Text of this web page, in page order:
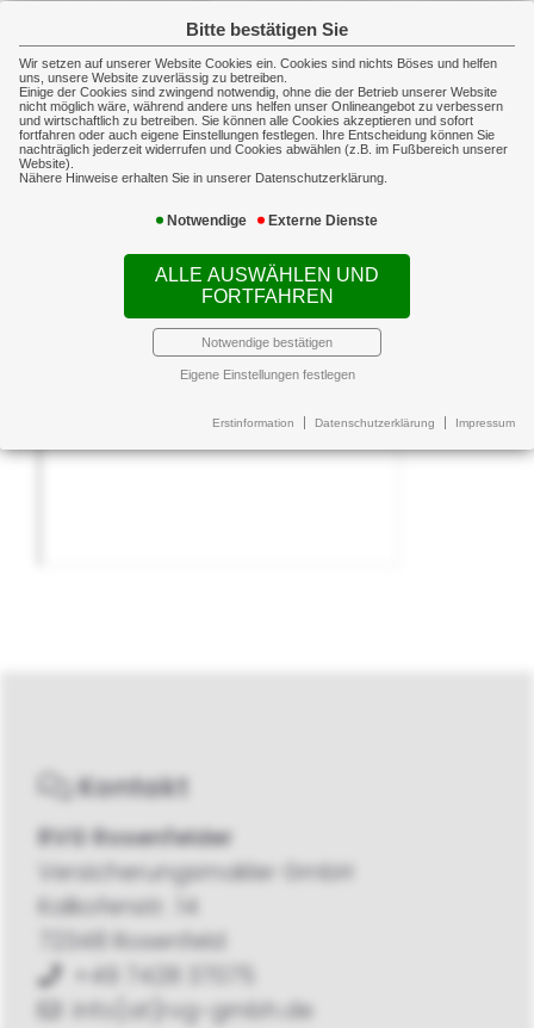
Bitte bestätigen Sie
Wir setzen auf unserer Website Cookies ein. Cookies sind nichts Böses und helfen
uns, unsere Website zuverlässig zu betreiben.
Einige der Cookies sind zwingend notwendig, ohne die der Betrieb unserer Website
nicht möglich wäre, während andere uns helfen unser Onlineangebot zu verbessern
und wirtschaftlich zu betreiben. Sie können alle Cookies akzeptieren und sofort
fortfahren oder auch eigene Einstellungen festlegen. Ihre Entscheidung können Sie
nachträglich jederzeit widerrufen und Cookies abwählen (z.B. im Fußbereich unserer
Website).
Nähere Hinweise erhalten Sie in unserer Datenschutzerklärung.
Notwendige Externe Dienste
ALLE AUSWÄHLEN UND
FORTFAHREN
Notwendige bestätigen
Eigene Einstellungen festlegen
Erstinformation Datenschutzerklärung Impressum
bemessen ist, sollte man eine
Transportversicherung abschließen.
Nur dann lässt sich der verursachte
Schaden ausreichend ersetzen.
Auch ein weltweiter
Versicherungsschutz ist möglich.
Weiterführende Informationen zu
diesem Thema finden Siehier
Kontakt
RVG Rosenfelder
Versicherungsmakler GmbH
Kalkofenstr. 14
72348 Rosenfeld
+49 7428 37075
info[at]rvg-gmbh.de